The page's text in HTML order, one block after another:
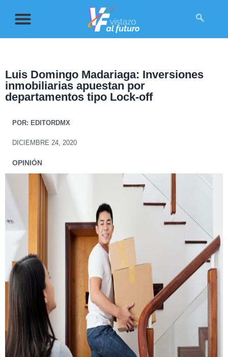
Luis Domingo Madariaga: Inversiones
inmobiliarias apuestan por
departamentos tipo Lock-off
POR: EDITORDMX
DICIEMBRE 24, 2020
OPINIÓN